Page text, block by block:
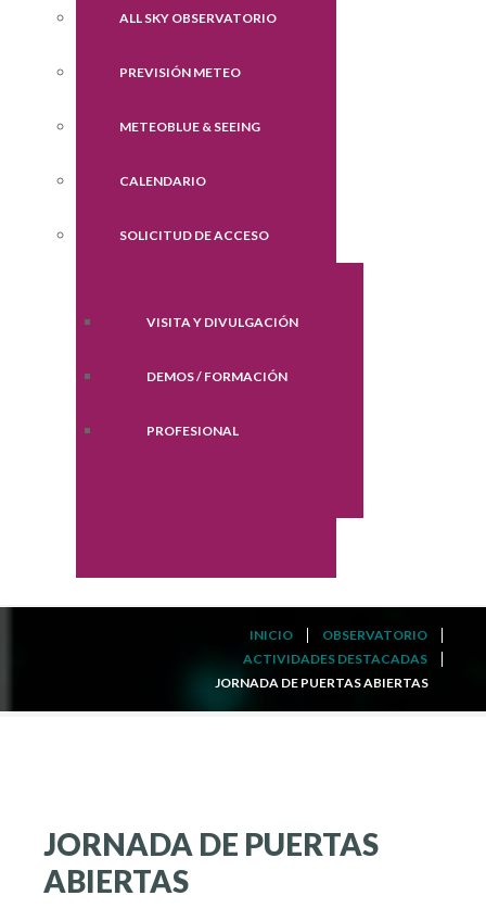
ALL SKY OBSERVATORIO
PREVISIÓN METEO
METEOBLUE & SEEING
CALENDARIO
SOLICITUD DE ACCESO
VISITA Y DIVULGACIÓN
DEMOS / FORMACIÓN
PROFESIONAL
INICIO
OBSERVATORIO
ACTIVIDADES DESTACADAS
JORNADA DE PUERTAS ABIERTAS
JORNADA DE PUERTAS
ABIERTAS